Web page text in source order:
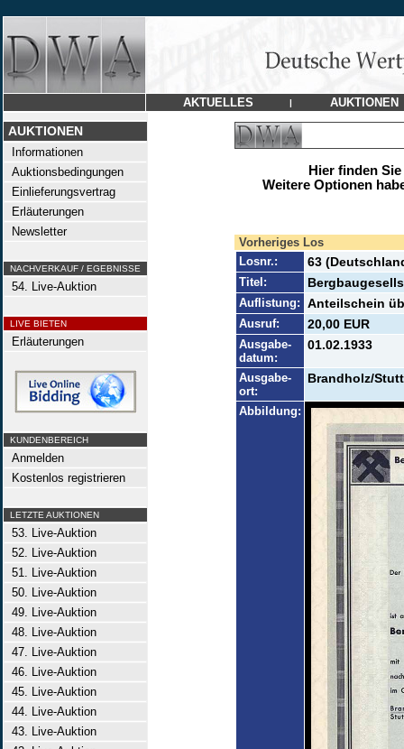
AKTUELLES | AUKTIONEN
AUKTIONEN
Informationen
Auktionsbedingungen
Einlieferungsvertrag
Erläuterungen
Newsletter
NACHVERKAUF / EGEBNISSE
54. Live-Auktion
LIVE BIETEN
Erläuterungen
KUNDENBEREICH
Anmelden
Kostenlos registrieren
LETZTE AUKTIONEN
53. Live-Auktion
52. Live-Auktion
51. Live-Auktion
50. Live-Auktion
49. Live-Auktion
48. Live-Auktion
47. Live-Auktion
46. Live-Auktion
45. Live-Auktion
44. Live-Auktion
43. Live-Auktion
Hier finden
Weitere Optionen
Vorheriges Los
Losnr.:
63
Titel:
Auflistung: Anteilschein
Ausruf: 20,00 EUR
Ausgabe-
datum:
01.02.1933
Ausgabe-
ort:
Brandholz/
Abbildung: